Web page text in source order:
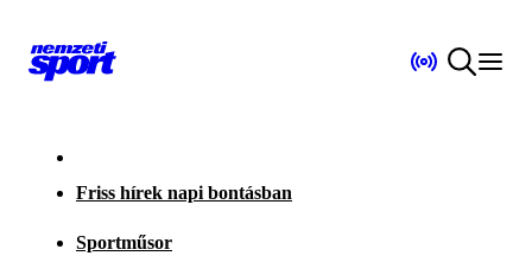
Friss hírek napi bontásban
Sportműsor